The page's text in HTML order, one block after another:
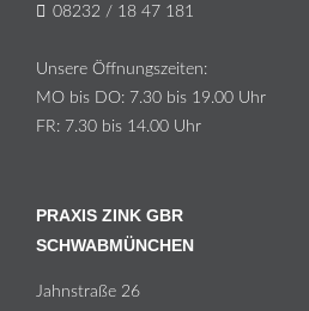
08232 / 18 47 181
Un­se­re Öff­nungs­zei­ten:
MO bis DO: 7.30 bis 19.00 Uhr
FR: 7.30 bis 14.00 Uhr
PRAXIS ZINK GBR
SCHWABMÜNCHEN
Jahn­stra­ße 26